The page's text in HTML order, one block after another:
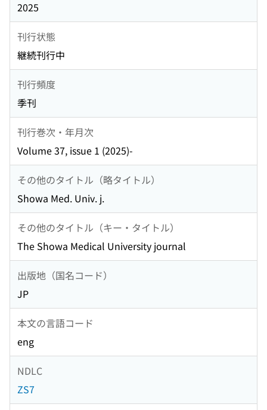
2025
刊行状態
継続刊行中
刊行頻度
季刊
刊行巻次・年月次
Volume 37, issue 1 (2025)-
その他のタイトル（略タイトル）
Showa Med. Univ. j.
その他のタイトル（キー・タイトル）
The Showa Medical University journal
出版地（国名コード）
JP
本文の言語コード
eng
NDLC
ZS7